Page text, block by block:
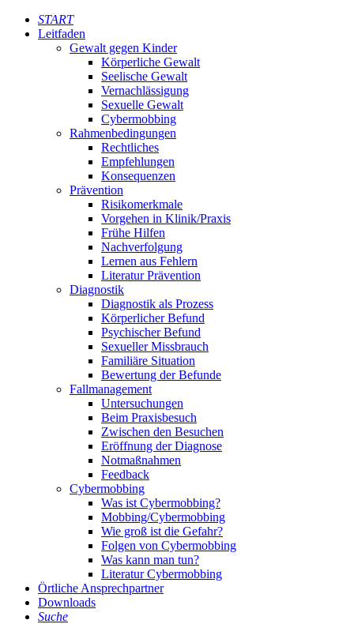
START
Leitfaden
Gewalt gegen Kinder
Körperliche Gewalt
Seelische Gewalt
Vernachlässigung
Sexuelle Gewalt
Cybermobbing
Rahmenbedingungen
Rechtliches
Empfehlungen
Konsequenzen
Prävention
Risikomerkmale
Vorgehen in Klinik/Praxis
Frühe Hilfen
Nachverfolgung
Lernen aus Fehlern
Literatur Prävention
Diagnostik
Diagnostik als Prozess
Körperlicher Befund
Psychischer Befund
Sexueller Missbrauch
Familiäre Situation
Bewertung der Befunde
Fallmanagement
Untersuchungen
Beim Praxisbesuch
Zwischen den Besuchen
Eröffnung der Diagnose
Notmaßnahmen
Feedback
Cybermobbing
Was ist Cybermobbing?
Mobbing/Cybermobbing
Wie groß ist die Gefahr?
Folgen von Cybermobbing
Was kann man tun?
Literatur Cybermobbing
Örtliche Ansprechpartner
Downloads
Suche